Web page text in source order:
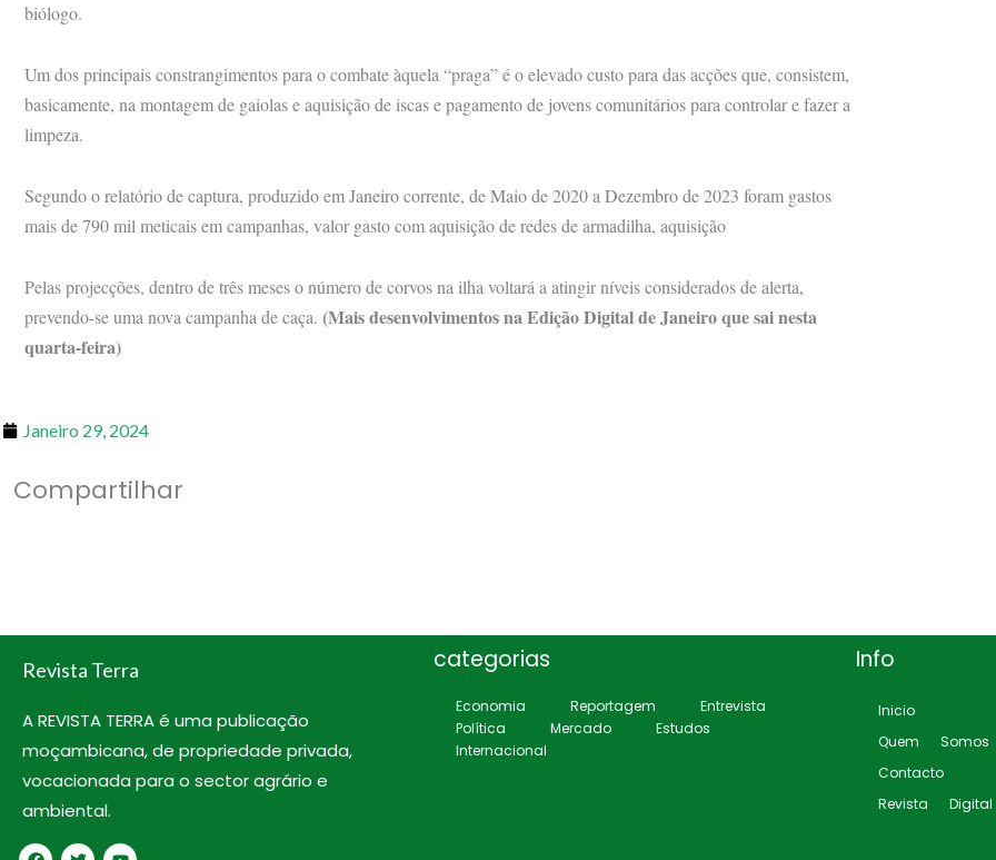
biólogo.
Um dos principais constrangimentos para o combate àquela “praga” é o elevado custo para das acções que, consistem,
basicamente, na montagem de gaiolas e aquisição de iscas e pagamento de jovens comunitários para controlar e fazer a
limpeza.
Segundo o relatório de captura, produzido em Janeiro corrente, de Maio de 2020 a Dezembro de 2023 foram gastos
mais de 790 mil meticais em campanhas, valor gasto com aquisição de redes de armadilha, aquisição
Pelas projecções, dentro de três meses o número de corvos na ilha voltará a atingir níveis considerados de alerta,
prevendo-se uma nova campanha de caça. (Mais desenvolvimentos na Edição Digital de Janeiro que sai nesta
quarta-feira)
Janeiro 29, 2024
Compartilhar
Revista Terra
A REVISTA TERRA é uma publicação
moçambicana, de propriedade privada,
vocacionada para o sector agrário e
ambiental.
F
T
Y
categorias
Economia Reportagem
Entrevista
Política
Mercado
Estudos
Internacional
Info
Inicio
Quem Somos
Contacto
Revista Digital